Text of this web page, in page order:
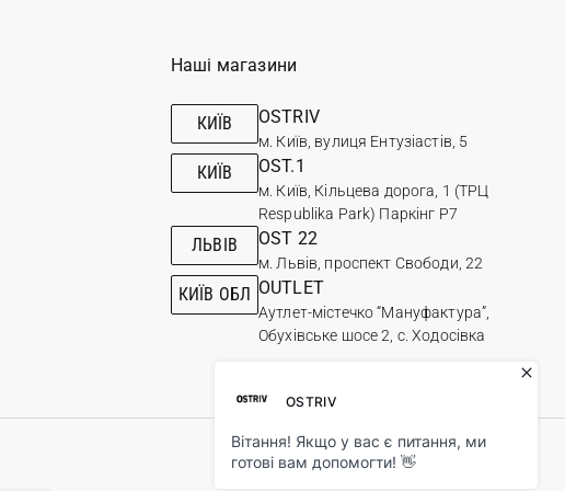
Наші магазини
КИЇВ OSTRIV
м. Київ, вулиця Ентузіастів, 5
КИЇВ OST.1
м. Київ, Кільцева дорога, 1 (ТРЦ
Respublika Park) Паркінг Р7
ЛЬВІВ OST 22
м. Львів, проспект Свободи, 22
КИЇВ ОБЛ OUTLET
Аутлет-містечко “Мануфактура”,
Обухівське шосе 2, с. Ходосівка